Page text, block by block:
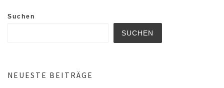
Suchen
SUCHEN
NEUESTE BEITRÄGE